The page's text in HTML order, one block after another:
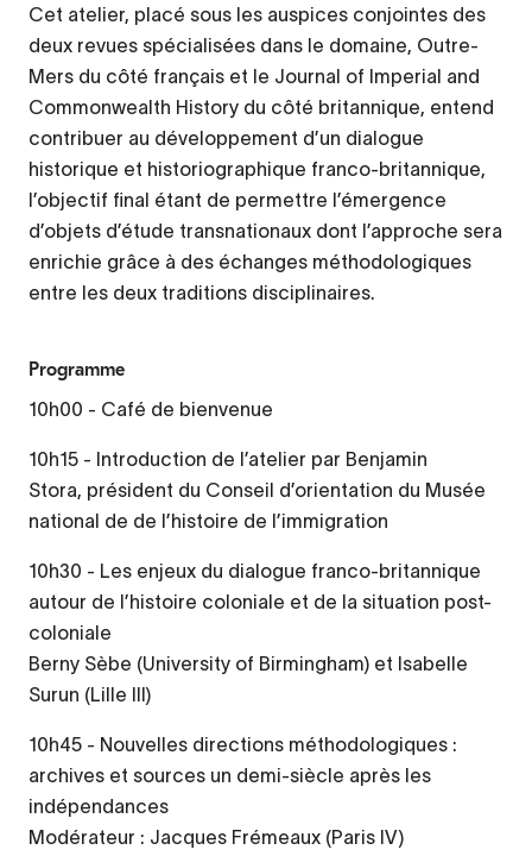
Cet atelier, placé sous les auspices conjointes des
deux revues spécialisées dans le domaine, Outre-
Mers du côté français et le Journal of Imperial and
Commonwealth History du côté britannique, entend
contribuer au développement d’un dialogue
historique et historiographique franco-britannique,
l’objectif final étant de permettre l’émergence
d’objets d’étude transnationaux dont l’approche sera
enrichie grâce à des échanges méthodologiques
entre les deux traditions disciplinaires.
Programme
10h00 - Café de bienvenue
10h15 - Introduction de l’atelier par Benjamin
Stora, président du Conseil d’orientation du Musée
national de de l’histoire de l’immigration
10h30 - Les enjeux du dialogue franco-britannique
autour de l’histoire coloniale et de la situation post-
coloniale
Berny Sèbe (University of Birmingham) et Isabelle
Surun (Lille III)
10h45 - Nouvelles directions méthodologiques :
archives et sources un demi-siècle après les
indépendances
Modérateur : Jacques Frémeaux (Paris IV)